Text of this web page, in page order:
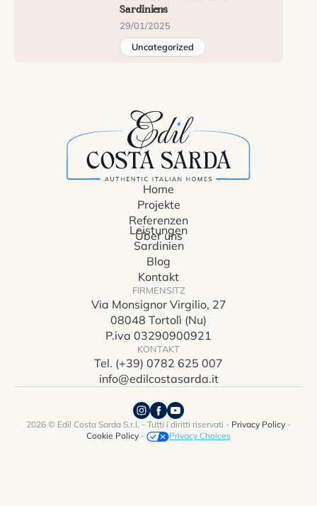
Sardiniens
29/01/2025
Uncategorized
Home
Projekte
Referenzen
Über uns
Leistungen
Sardinien
Blog
Kontakt
FIRMENSITZ
Via Monsignor Virgilio, 27
08048 Tortolì (Nu)
P.iva 03290900921
KONTAKT
Tel. (+39) 0782 625 007
info@edilcostasarda.it
2026 © Edil Costa Sarda S.r.l. - Tutti i diritti riservati - Privacy Policy -
Cookie Policy - Privacy Choices